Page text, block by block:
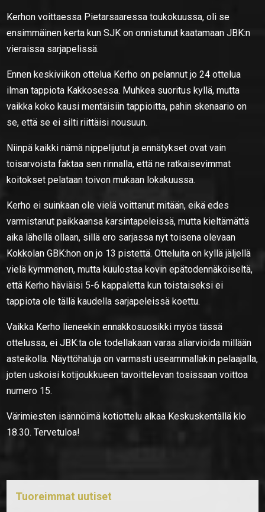
Kerhon voittaessa Pietarsaaressa toukokuussa, oli se
ensimmäinen kerta kun SJK on onnistunut kaatamaan JBK:n
vieraissa sarjapelissä.
Ennen keskiviikon ottelua Kerho on pelannut jo 24 ottelua
ilman tappiota Kakkosessa. Muhkea suoritus kyllä, mutta
vaikka koko kausi mentäisiin tappioitta, pahin skenaario on
se, että se ei silti riittäisi nousuun.
Niinpä kaikki nämä nippelijutut ja ennätykset ovat vain
toisarvoista faktaa sen rinnalla, että ne ratkaisevimmat
koitokset pelataan toivon mukaan lokakuussa.
Kerho ei suinkaan ole vielä voittanut mitään, eikä edes
varmistanut paikkaansa karsintapeleissä, mutta kieltämättä
aika lähellä ollaan, sillä ero sarjassa nyt toisena olevaan
Kokkolan GBK:hon on jo 13 pistettä. Otteluita on kyllä jäljellä
vielä kymmenen, mutta kuulostaa kovin epätodennäköiseltä,
että Kerho häviäisi 5-6 kappaletta kun toistaiseksi ei
tappiota ole tällä kaudella sarjapeleissä koettu.
Vaikka Kerho lieneekin ennakkosuosikki myös tässä
ottelussa, ei JBK:ta ole todellakaan varaa aliarvioida millään
asteikolla. Näyttöhaluja on varmasti useammallakin pelaajalla,
joten uskoisi kotijoukkueen tavoittelevan tosissaan voittoa
numero 15.
Värimiesten isännöimä kotiottelu alkaa Keskuskentällä klo
18.30. Tervetuloa!
Tuoreimmat uutiset